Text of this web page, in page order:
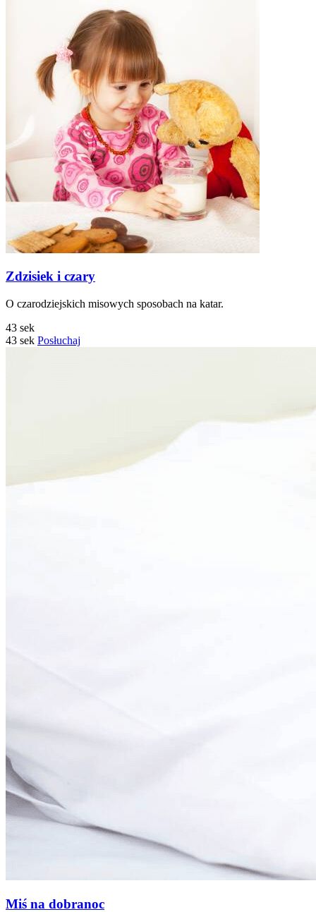
Zdzisiek i czary
O czarodziejskich misowych sposobach na katar.
43 sek
43 sek Posłuchaj
Miś na dobranoc